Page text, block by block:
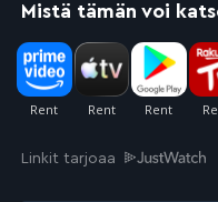
Mistä tämän voi
Linkit tarjoaa